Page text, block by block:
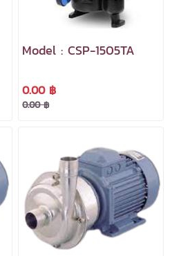
Model : CSP-1505TA
0.00 ฿
0.00 ฿